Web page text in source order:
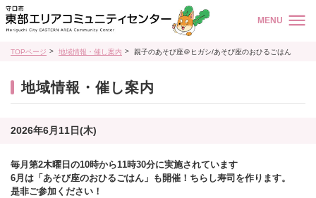
MENU
TOPページ 地域情報・催し案内 親子のあそび座＠ヒガシ/あそび座のおひるごはん
地域情報・催し案内
2026年6月11日(木)
毎月第2木曜日の10時から11時30分に実施されています
6月は「あそび座のおひるごはん」も開催！ちらし寿司を作ります。
是非ご参加ください！